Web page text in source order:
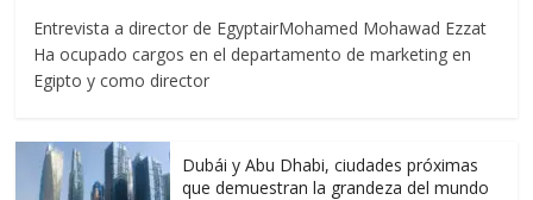
Entrevista a director de EgyptairMohamed Mohawad Ezzat
Ha ocupado cargos en el departamento de marketing en
Egipto y como director
Dubái y Abu Dhabi, ciudades próximas
que demuestran la grandeza del mundo